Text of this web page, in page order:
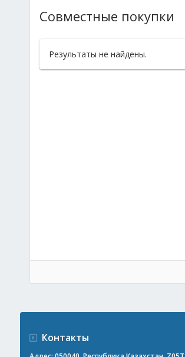
Совместные покупки
Результаты не найдены.
Контакты